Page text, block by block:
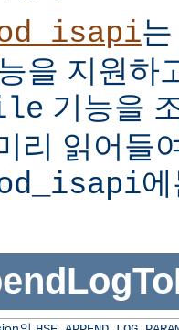
을 지원하
기능을
리 읽어들